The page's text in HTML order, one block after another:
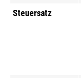
Steuersatz